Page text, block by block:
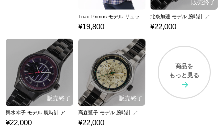
¥19,800 ¥22,000
¥22,000 ¥22,000
商品を
もっと見る